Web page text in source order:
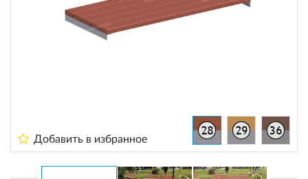
Добавить в избранное